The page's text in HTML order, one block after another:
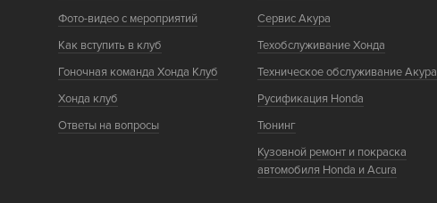
Фото-видео с мероприятий
Как вступить в клуб
Гоночная команда Хонда Клуб
Хонда клуб
Ответы на вопросы
Сервис Акура
Техобслуживание Хонда
Техническое обслуживание Акура
Русификация Honda
Тюнинг
Кузовной ремонт и покраска
автомобиля Honda и Acura